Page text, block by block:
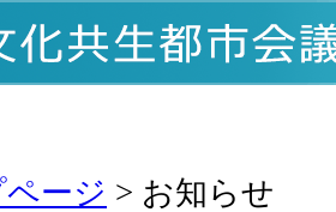
ページ > お知らせ